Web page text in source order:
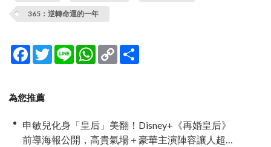
365：逆轉命運的一年
Facebook
TwitterLine WhatsApp
Copy
Link
為您推薦
申敏兒化身「皇后」美翻！Disney+《再婚皇后》
前導海報公開，高貴氣場＋豪華主演陣容讓人超